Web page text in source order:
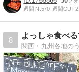
週間IN:570 週間OUT:
8
よっしゃ食べ
関西・九州各地の